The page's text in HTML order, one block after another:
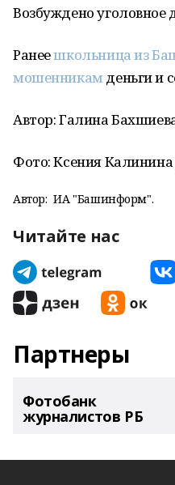
Возбуждено уголовное
Ранеешкольница из
мошенникам деньги и
Автор: Галина
Фото: Ксения
Автор: ИА "Башинформ".
Читайте нас
Партнеры
Фотобанк
журналистов РБ